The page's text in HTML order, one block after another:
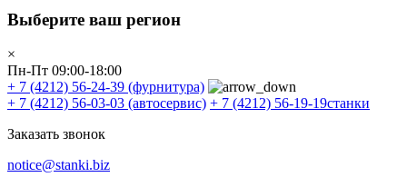
Выберите ваш регион
×
Пн-Пт 09:00-18:00
+ 7 (4212) 56-24-39 (фурнитура)
+ 7 (4212) 56-03-03 (автосервис) + 7 (4212) 56-19-19станки
Заказать звонок
notice@stanki.biz